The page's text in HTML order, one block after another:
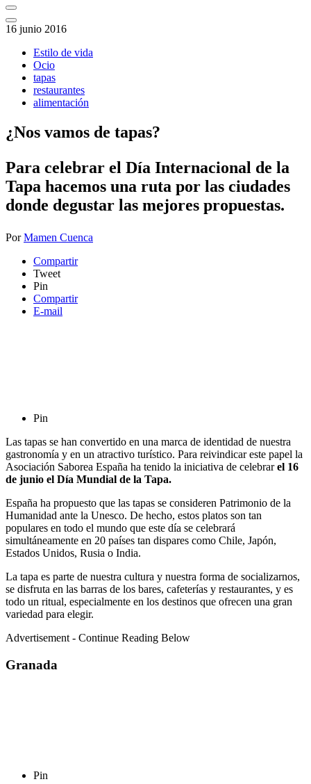
16 junio 2016
Estilo de vida
Ocio
tapas
restaurantes
alimentación
¿Nos vamos de tapas?
Para celebrar el Día Internacional de la
Tapa hacemos una ruta por las ciudades
donde degustar las mejores propuestas.
PorMamen Cuenca
Compartir
Tweet
Pin
Compartir
E-mail
Pin
Las tapas se han convertido en una marca de identidad de nuestra
gastronomía y en un atractivo turístico. Para reivindicar este papel la
Asociación Saborea España ha tenido la iniciativa de celebrarel 16
de junio el Día Mundial de la Tapa.
España ha propuesto que las tapas se consideren Patrimonio de la
Humanidad ante la Unesco. De hecho, estos platos son tan
populares en todo el mundo que este día se celebrará
simultáneamente en 20 países tan dispares como Chile, Japón,
Estados Unidos, Rusia o India.
La tapa es parte de nuestra cultura y nuestra forma de socializarnos,
se disfruta en las barras de los bares, cafeterías y restaurantes, y es
todo un ritual, especialmente en los destinos que ofrecen una gran
variedad para elegir.
Advertisement - Continue Reading Below
Granada
Pin